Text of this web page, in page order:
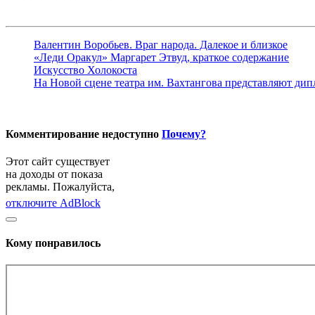
Валентин Воробьев. Враг народа. Далекое и близкое
«Леди Оракул» Маргарет Этвуд, краткое содержание
Искусство Холокоста
На Новой сцене театра им. Вахтангова представляют
Комментирование недоступно Почему?
Этот сайт существует
на доходы от показа
рекламы. Пожалуйста,
отключите AdBlock
Кому понравилось